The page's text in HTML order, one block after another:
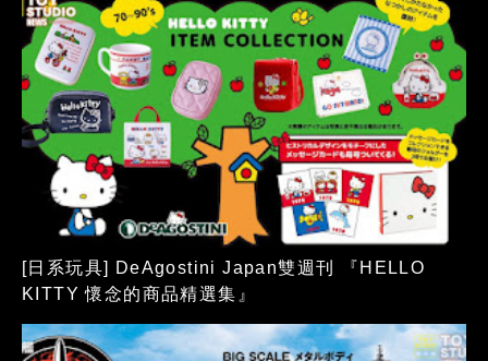
[日系玩具] DeAgostini Japan雙週刊 『HELLO
KITTY 懷念的商品精選集』